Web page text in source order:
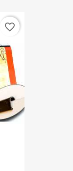
favorite_border